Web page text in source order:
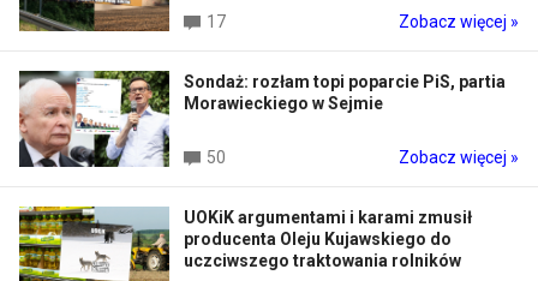
17
Zobacz więcej »
Sondaż: rozłam topi poparcie PiS, partia
Morawieckiego w Sejmie
50 Zobacz więcej »
UOKiK argumentami i karami zmusił
producenta Oleju Kujawskiego do
uczciwszego traktowania rolników